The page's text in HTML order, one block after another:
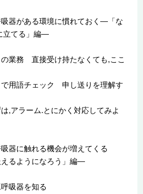
器がある環境に慣れておく―「な
立てる」編―
業務 直接受け持たなくても,ここ
用語チェック 申し送りを理解す
アラーム.とにかく対応してみよ
器に触れる機会が増えてくる
るようになろう」編―
吸器を知る